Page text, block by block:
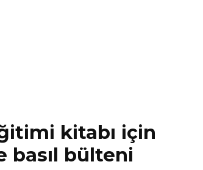
kitabı için
basıl bülteni